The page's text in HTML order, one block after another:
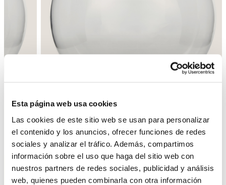
Esta página web usa cookies
Las cookies de este sitio web se usan para personalizar
el contenido y los anuncios, ofrecer funciones de redes
sociales y analizar el tráfico. Además, compartimos
información sobre el uso que haga del sitio web con
nuestros partners de redes sociales, publicidad y análisis
web, quienes pueden combinarla con otra información
Enrere Següent